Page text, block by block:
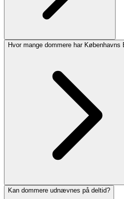
Hvor mange dommere har Københavns
Kan dommere udnævnes på deltid?